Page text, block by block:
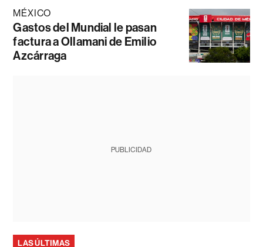
MÉXICO
Gastos del Mundial le pasan
factura a Ollamani de Emilio
Azcárraga
PUBLICIDAD
LAS ÚLTIMAS